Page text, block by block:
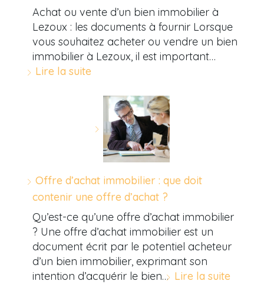
Achat ou vente d’un bien immobilier à
Lezoux : les documents à fournir Lorsque
vous souhaitez acheter ou vendre un bien
immobilier à Lezoux, il est important…
Lire la suite
Offre d’achat immobilier : que doit
contenir une offre d’achat ?
Qu’est-ce qu’une offre d’achat immobilier
? Une offre d’achat immobilier est un
document écrit par le potentiel acheteur
d’un bien immobilier, exprimant son
intention d’acquérir le bien… Lire la suite